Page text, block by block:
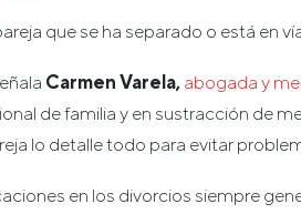
que se ha separado o está en
Carmen Varela, abogada y
de familia y en sustracción de
lo detalle todo para evitar
en los divorcios siempre